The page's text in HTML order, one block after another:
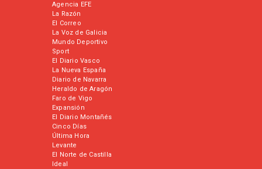
Agencia EFE
La Razón
El Correo
La Voz de Galicia
Mundo Deportivo
Sport
El Diario Vasco
La Nueva España
Diario de Navarra
Heraldo de Aragón
Faro de Vigo
Expansión
El Diario Montañés
Cinco Días
Última Hora
Levante
El Norte de Castilla
Ideal